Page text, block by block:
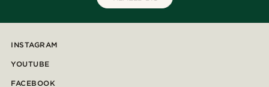
INSTAGRAM
YOUTUBE
FACEBOOK